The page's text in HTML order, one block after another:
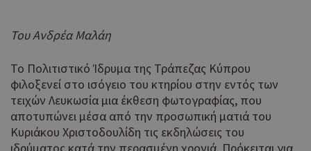
Του Ανδρέα Μαλάη
Το Πολιτιστικό Ίδρυμα της Τράπεζας Κύπρου
φιλοξενεί στο ισόγειο του κτηρίου στην εντός των
τειχών Λευκωσία μια έκθεση φωτογραφίας, που
αποτυπώνει μέσα από την προσωπική ματιά του
Κυριάκου Χριστοδουλίδη τις εκδηλώσεις του